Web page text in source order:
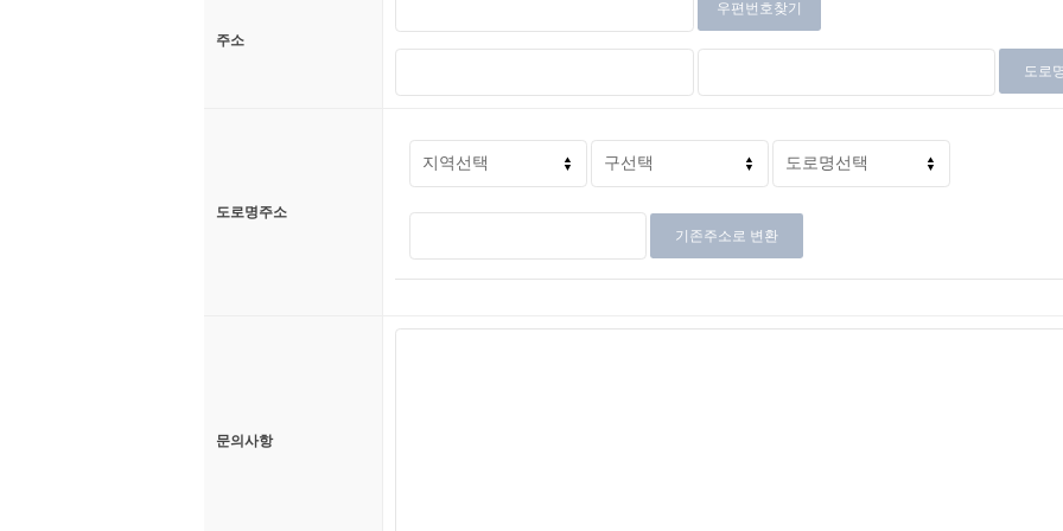
주소
우편번호찾기
도로
도로명주소
기존주소로 변환
문의사항